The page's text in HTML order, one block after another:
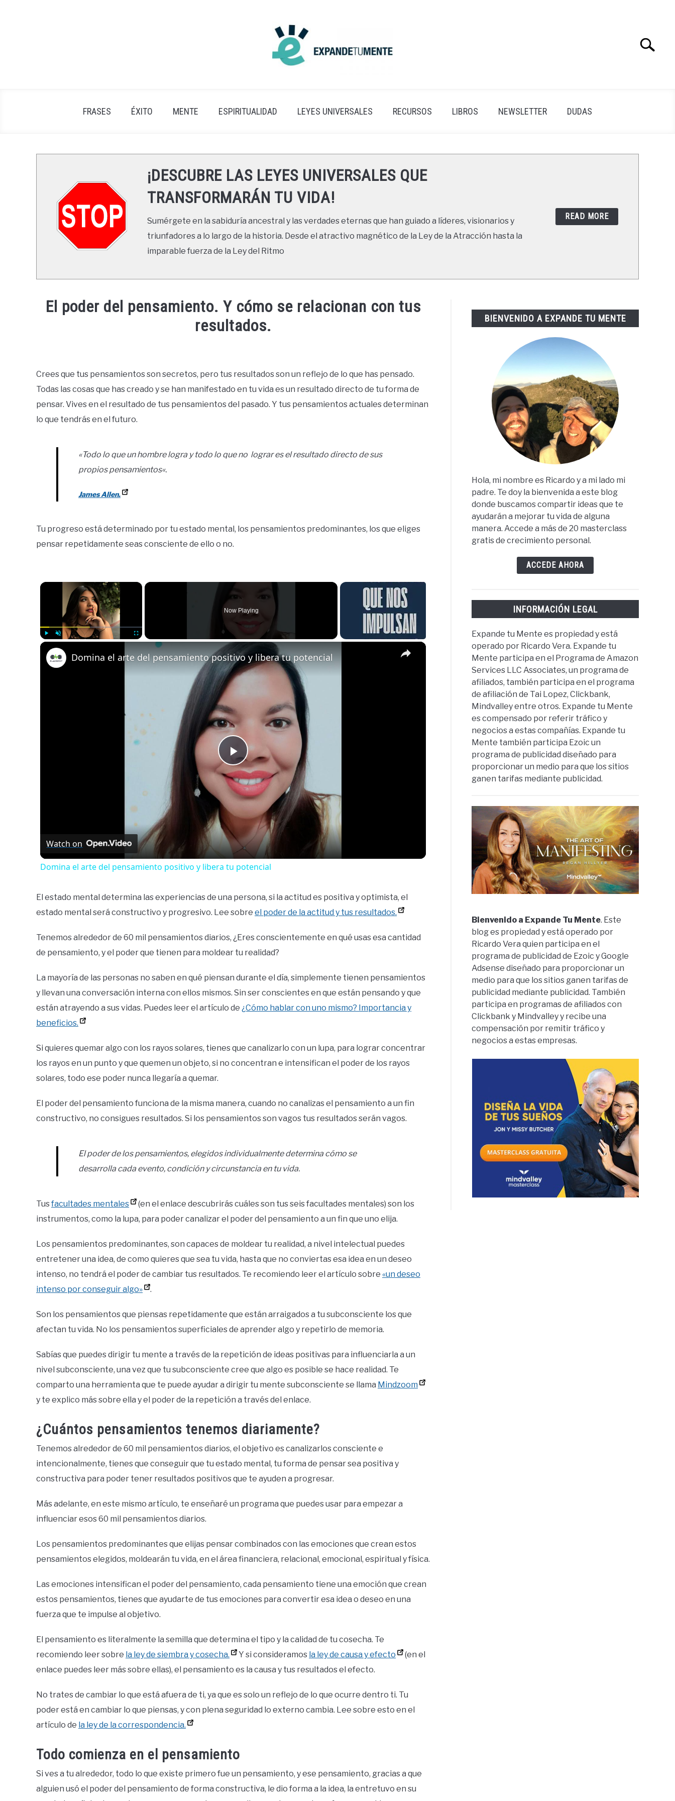
Search
FRASES ÉXITO MENTE ESPIRITUALIDAD LEYES UNIVERSALES RECURSOS LIBROS NEWSLETTER DUDAS
¡DESCUBRE LAS LEYES UNIVERSALES QUE
TRANSFORMARÁN TU VIDA!
Sumérgete en la sabiduría ancestral y las verdades eternas que han guiado a líderes, visionarios y
triunfadores a lo largo de la historia. Desde el atractivo magnético de la Ley de la Atracción hasta la
imparable fuerza de la Ley del Ritmo
READ MORE
El poder del pensamiento. Y cómo se relacionan con tus
resultados.
in
Crees que tus pensamientos son secretos, pero tus resultados son un reflejo de lo que has pensado.
Todas las cosas que has creado y se han manifestado en tu vida es un resultado directo de tu forma de
pensar. Vives en el resultado de tus pensamientos del pasado. Y tus pensamientos actuales determinan
lo que tendrás en el futuro.
«Todo lo que un hombre logra y todo lo que no lograr es el resultado directo de sus
propios pensamientos«.
James Allen.
Tu progreso está determinado por tu estado mental, los pensamientos predominantes, los que eliges
pensar repetidamente seas consciente de ello o no.
×
Now Playing
×
Play
Video
Domina el arte del pensamiento positivo y libera tu potencial
Watch on
Domina el arte del pensamiento positivo y libera tu potencial
El estado mental determina las experiencias de una persona, si la actitud es positiva y optimista, el
estado mental será constructivo y progresivo. Lee sobre el poder de la actitud y tus resultados.
Tenemos alrededor de 60 mil pensamientos diarios, ¿ Eres conscientemente en qué usas esa cantidad
de pensamiento, y el poder que tienen para moldear tu realidad?
La mayoría de las personas no saben en qué piensan durante el día, simplemente tienen pensamientos
y llevan una conversación interna con ellos mismos. Sin ser conscientes en que están pensando y que
están atrayendo a sus vidas. Puedes leer el artículo de ¿Cómo hablar con uno mismo? Importancia y
beneficios.
Si quieres quemar algo con los rayos solares, tienes que canalizarlo con un lupa, para lograr concentrar
los rayos en un punto y que quemen un objeto, si no concentran e intensifican el poder de los rayos
solares, todo ese poder nunca llegaría a quemar.
El poder del pensamiento funciona de la misma manera, cuando no canalizas el pensamiento a un fin
constructivo, no consigues resultados. Si los pensamientos son vagos tus resultados serán vagos.
El poder de los pensamientos, elegidos individualmente determina cómo se
desarrolla cada evento, condición y circunstancia en tu vida.
Tusfacultades mentales
(en el enlace descubrirás cuáles son tus seis facultades mentales) son los
instrumentos, como la lupa, para poder canalizar el poder del pensamiento a un fin que uno elija.
Los pensamientos predominantes, son capaces de moldear tu realidad, a nivel intelectual puedes
entretener una idea, de como quieres que sea tu vida, hasta que no conviertas esa idea en un deseo
intenso, no tendrá el poder de cambiar tus resultados. Te recomiendo leer el artículo sobre «un deseo
intenso por conseguir algo»
.
Son los pensamientos que piensas repetidamente que están arraigados a tu subconsciente los que
afectan tu vida. No los pensamientos superficiales de aprender algo y repetirlo de memoria.
Sabías que puedes dirigir tu mente a través de la repetición de ideas positivas para influenciarla a un
nivel subconsciente, una vez que tu subconsciente cree que algo es posible se hace realidad. Te
comparto una herramienta que te puede ayudar a dirigir tu mente subconsciente se llama Mindzoom
y te explico más sobre ella y el poder de la repetición a través del enlace.
¿Cuántos pensamientos tenemos diariamente?
Tenemos alrededor de 60 mil pensamientos diarios, el objetivo es canalizarlos consciente e
intencionalmente, tienes que conseguir que tu estado mental, tu forma de pensar sea positiva y
constructiva para poder tener resultados positivos que te ayuden a progresar.
Más adelante, en este mismo artículo, te enseñaré un programa que puedes usar para empezar a
influenciar esos 60 mil pensamientos diarios.
Los pensamientos predominantes que elijas pensar combinados con las emociones que crean estos
pensamientos elegidos, moldearán tu vida, en el área financiera, relacional, emocional, espiritual y física.
Las emociones intensifican el poder del pensamiento, cada pensamiento tiene una emoción que crean
estos pensamientos, tienes que ayudarte de tus emociones para convertir esa idea o deseo en una
fuerza que te impulse al objetivo.
El pensamiento es literalmente la semilla que determina el tipo y la calidad de tu cosecha. Te
recomiendo leer sobre la ley de siembra y cosecha. Y si consideramos la ley de causa y efecto
(en el
enlace puedes leer más sobre ellas), el pensamiento es la causa y tus resultados el efecto.
No trates de cambiar lo que está afuera de ti, ya que es solo un reflejo de lo que ocurre dentro ti. Tu
poder está en cambiar lo que piensas, y con plena seguridad lo externo cambia. Lee sobre esto en el
artículo de la ley de la correspondencia.
Todo comienza en el pensamiento
Si ves a tu alrededor, todo lo que existe primero fue un pensamiento, y ese pensamiento, gracias a que
alguien usó el poder del pensamiento de forma constructiva, le dio forma a la idea, la entretuvo en su
BIENVENIDO A EXPANDE TU MENTE
Hola, mi nombre es Ricardo y a mi lado mi
padre. Te doy la bienvenida a este blog
donde buscamos compartir ideas que te
ayudarán a mejorar tu vida de alguna
manera. Accede a más de 20 masterclass
gratis de crecimiento personal.
ACCEDE AHORA
INFORMACIÓN LEGAL
Expande tu Mente es propiedad y está
operado por Ricardo Vera. Expande tu
Mente participa en el Programa de Amazon
Services LLC Associates, un programa de
afiliados, también participa en el programa
de afiliación de Tai Lopez, Clickbank,
Mindvalley entre otros. Expande tu Mente
es compensado por referir tráfico y
negocios a estas compañías. Expande tu
Mente también participa Ezoic un
programa de publicidad diseñado para
proporcionar un medio para que los sitios
ganen tarifas mediante publicidad.
Bienvenido a Expande Tu Mente. Este
blog es propiedad y está operado por
Ricardo Vera quien participa en el
programa de publicidad de Ezoic y Google
Adsense diseñado para proporcionar un
medio para que los sitios ganen tarifas de
publicidad mediante publicidad. También
participa en programas de afiliados con
Clickbank y Mindvalley y recibe una
compensación por remitir tráfico y
negocios a estas empresas.